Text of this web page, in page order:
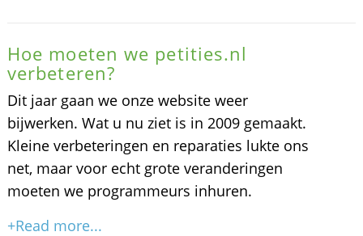
Hoe moeten we petities.nl
verbeteren?
Dit jaar gaan we onze website weer
bijwerken. Wat u nu ziet is in 2009 gemaakt.
Kleine verbeteringen en reparaties lukte ons
net, maar voor echt grote veranderingen
moeten we programmeurs inhuren.
+Read more...